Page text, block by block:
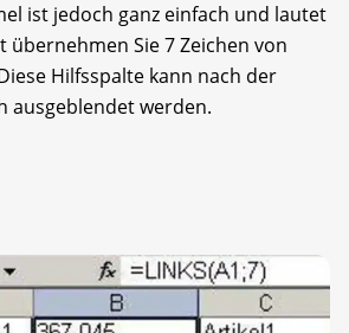
ist jedoch ganz einfach und lautet
übernehmen Sie 7 Zeichen von
Hilfsspalte kann nach der
ausgeblendet werden.